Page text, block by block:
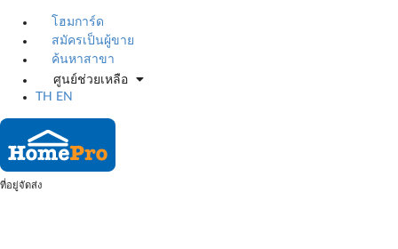
โฮมการ์ด
สมัครเป็นผู้ขาย
ค้นหาสาขา
ศูนย์ช่วยเหลือ
TH
EN
ที่อยู่จัดส่ง